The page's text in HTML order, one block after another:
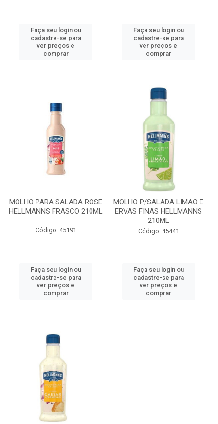
Faça seu login ou
cadastre-se para
ver preços e
comprar
Faça seu login ou
cadastre-se para
ver preços e
comprar
MOLHO PARA SALADA ROSE
HELLMANNS FRASCO 210ML
Código: 45191
Faça seu login ou
cadastre-se para
ver preços e
comprar
MOLHO P/SALADA LIMAO E
ERVAS FINAS HELLMANNS
210ML
Código: 45441
Faça seu login ou
cadastre-se para
ver preços e
comprar